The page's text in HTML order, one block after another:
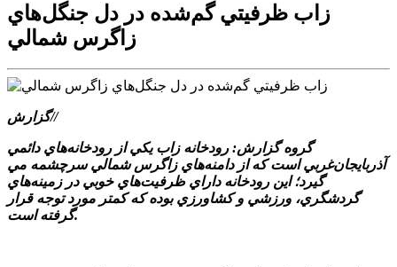
زاب ظرفيتي گم‌شده در دل جنگل‌هاي
زاگرس شمالي
گزارش//
گروه گزارش: رودخانه زاب يکي از رودخانه‌هاي دائمي
آذربايجان‌غربي است که از دامنه‌هاي زاگرس شمالي سرچشمه مي
گيرد؛ اين رودخانه داراي ظرفيت‌هاي خوبي در زمينه‌هاي
گردشگري، ورزشي و کشاورزي بوده که کمتر مورد توجه قرار
گرفته است.